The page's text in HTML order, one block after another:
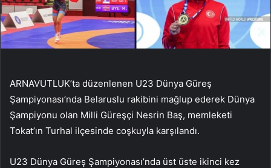
ARNAVUTLUK’ta düzenlenen U23 Dünya Güreş
Şampiyonası’nda Belaruslu rakibini mağlup ederek Dünya
Şampiyonu olan Milli Güreşçi Nesrin Baş, memleketi
Tokat’ın Turhal ilçesinde coşkuyla karşılandı.
U23 Dünya Güreş Şampiyonası’nda üst üste ikinci kez